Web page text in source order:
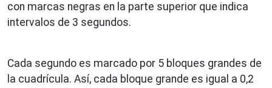
con marcas negras en la parte superior que indica
intervalos de 3 segundos.
Cada segundo es marcado por 5 bloques grandes de
la cuadrícula. Así, cada bloque grande es igual a 0,2